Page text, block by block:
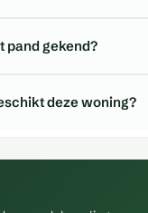
pand gekend?
deze woning?